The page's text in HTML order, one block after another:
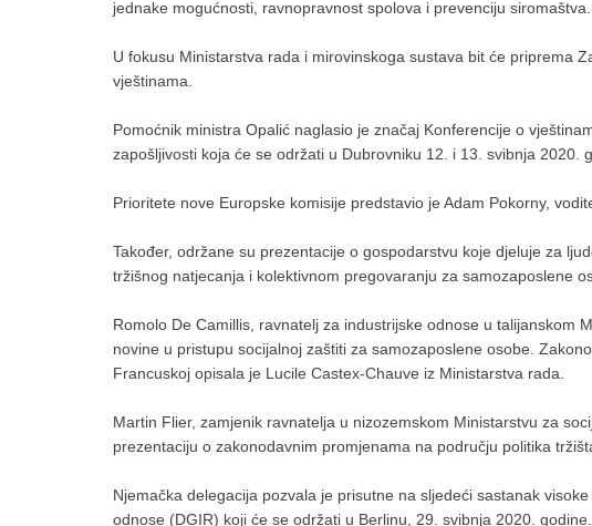
jednake mogućnosti, ravnopravnost spolova i prevenciju siromaštva.
U fokusu Ministarstva rada i mirovinskoga sustava bit će priprema
vještinama.
Pomoćnik ministra Opalić naglasio je značaj Konferencije o
zapošljivosti koja će se održati u Dubrovniku 12. i 13. svibnja 2020.
Prioritete nove Europske komisije predstavio je Adam Pokorny,
Također, održane su prezentacije o gospodarstvu koje djeluje za
tržišnog natjecanja i kolektivnom pregovaranju za samozaposlene
Romolo De Camillis, ravnatelj za industrijske odnose u talijanskom
novine u pristupu socijalnoj zaštiti za samozaposlene osobe.
Francuskoj opisala je Lucile Castex-Chauve iz Ministarstva rada.
Martin Flier, zamjenik ravnatelja u nizozemskom Ministarstvu za
prezentaciju o zakonodavnim promjenama na području politika
Njemačka delegacija pozvala je prisutne na sljedeći sastanak
odnose (DGIR) koji će se održati u Berlinu, 29. svibnja 2020. godine.